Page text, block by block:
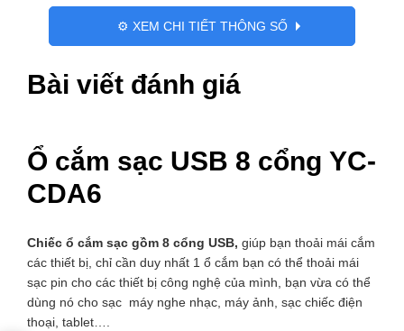
Bài viết đánh giá
Ổ cắm sạc USB 8 cổng YC-
CDA6
Chiếc ổ cắm sạc gồm 8 cổng USB, giúp bạn thoải mái cắm
các thiết bị, chỉ cần duy nhất 1 ổ cắm bạn có thể thoải mái
sạc pin cho các thiết bị công nghệ của mình, bạn vừa có thể
dùng nó cho sạc máy nghe nhạc, máy ảnh, sạc chiếc điện
thoại, tablet….
⚙️ XEM CHI TIẾT THÔNG SỐ